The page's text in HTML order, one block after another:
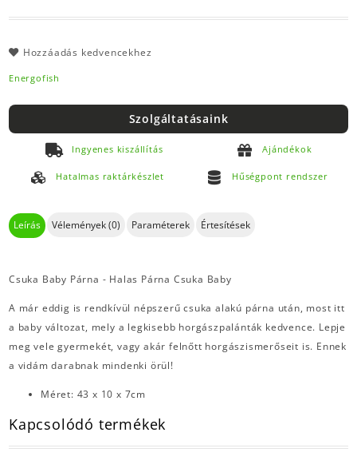
Hozzáadás kedvencekhez
Energofish
Szolgáltatásaink
Ingyenes kiszállítás Ajándékok
Hatalmas raktárkészlet Hűségpont rendszer
Leírás Vélemények (0) Paraméterek Értesítések
Csuka Baby Párna - Halas Párna Csuka Baby
A már eddig is rendkívül népszerű csuka alakú párna után, most itt
a baby változat, mely a legkisebb horgászpalánták kedvence. Lepje
meg vele gyermekét, vagy akár felnőtt horgászismerőseit is. Ennek
a vidám darabnak mindenki örül!
Méret: 43 x 10 x 7cm
Kapcsolódó termékek